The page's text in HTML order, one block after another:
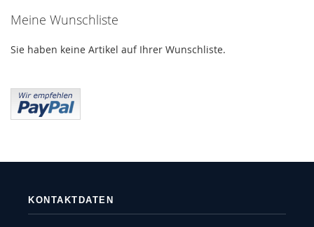
Meine Wunschliste
Sie haben keine Artikel auf Ihrer Wunschliste.
KONTAKTDATEN